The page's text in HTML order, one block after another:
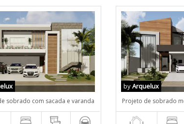
sobrado com sacada e varanda
byArquelux
Projeto de sobrado